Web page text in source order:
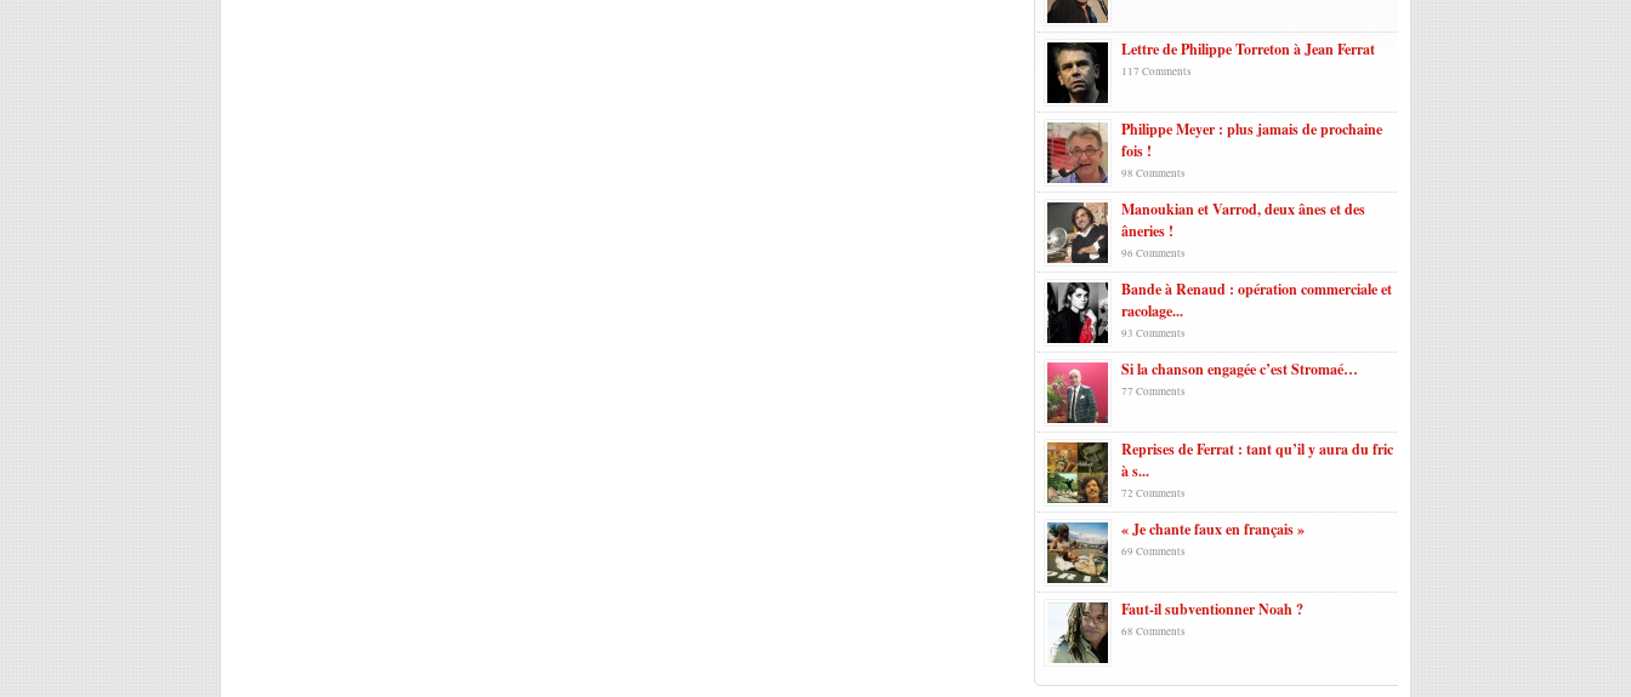
Lettre de Philippe Torreton à Jean Ferrat
117 Comments
Philippe Meyer : plus jamais de prochaine
fois !
98 Comments
Manoukian et Varrod, deux ânes et des
âneries !
96 Comments
Bande à Renaud : opération commerciale et
racolage...
93 Comments
Si la chanson engagée c’est Stromaé…
77 Comments
Reprises de Ferrat : tant qu’il y aura du fric
à s...
72 Comments
« Je chante faux en français »
69 Comments
Faut-il subventionner Noah ?
68 Comments